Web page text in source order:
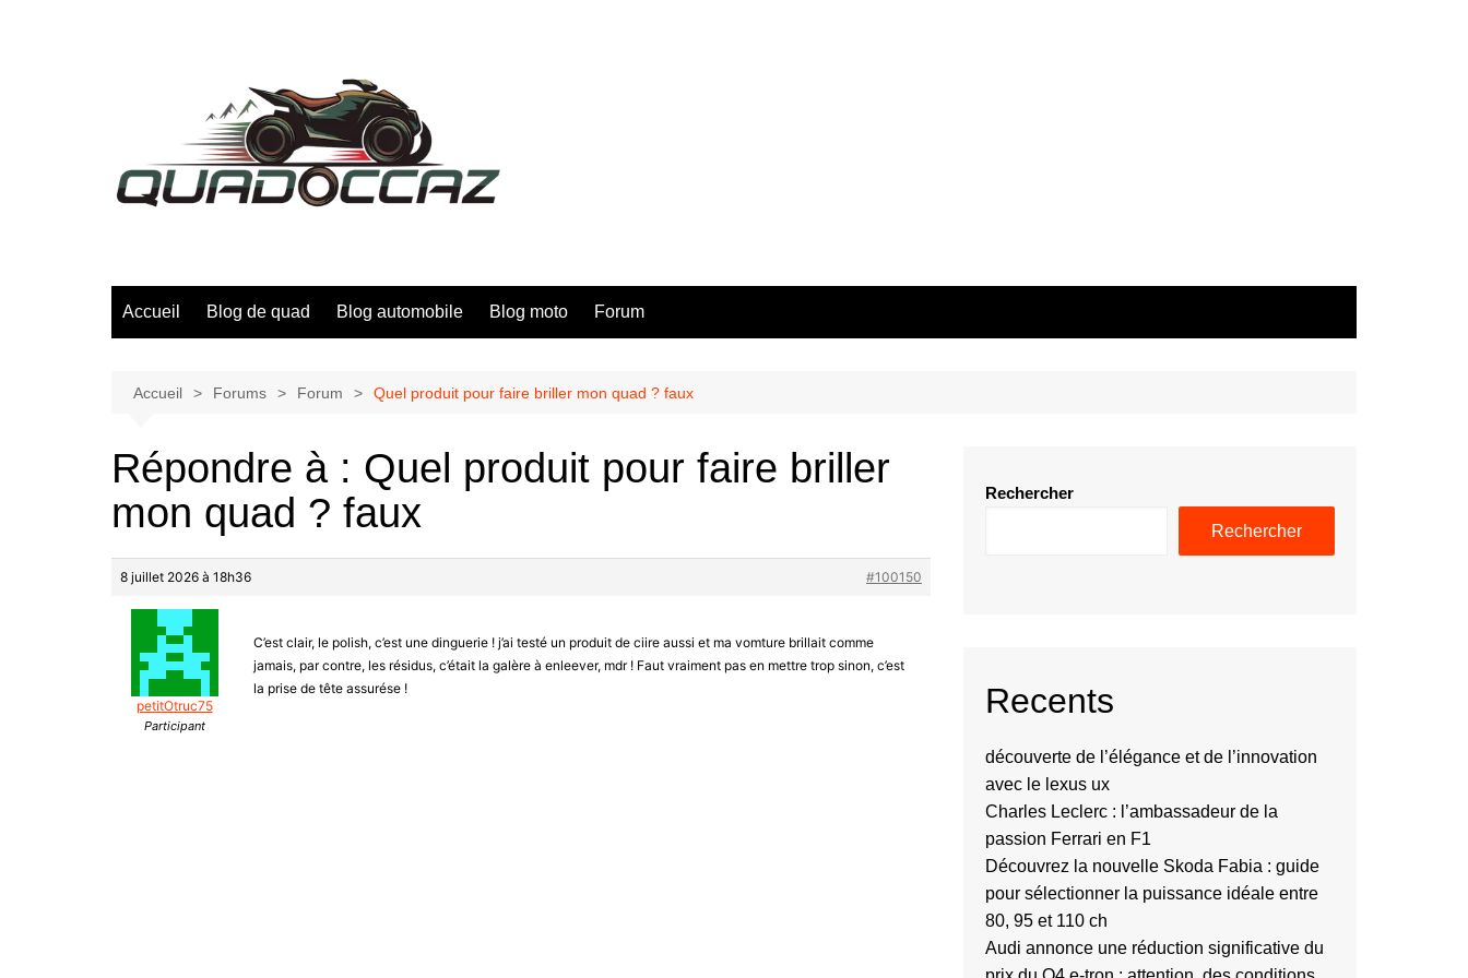
Accueil Blog de quad Blog automobile Blog moto Forum
Accueil Forums Forum Quel produit pour faire briller mon quad ? faux
Répondre à : Quel produit pour faire briller
mon quad ? faux
8 juillet 2026 à 18h36 #100150
petitOtruc75
Participant
C’est clair, le polish, c’est une dinguerie ! j’ai testé un produit de ciire aussi et ma vomture brillait comme
jamais, par contre, les résidus, c’était la galère à enleever, mdr ! Faut vraiment pas en mettre trop sinon, c’est
la prise de tête assurése !
Rechercher
Rechercher
Recents
découverte de l’élégance et de l’innovation
avec le lexus ux
Charles Leclerc : l’ambassadeur de la
passion Ferrari en F1
Découvrez la nouvelle Skoda Fabia : guide
pour sélectionner la puissance idéale entre
80, 95 et 110 ch
Audi annonce une réduction significative du